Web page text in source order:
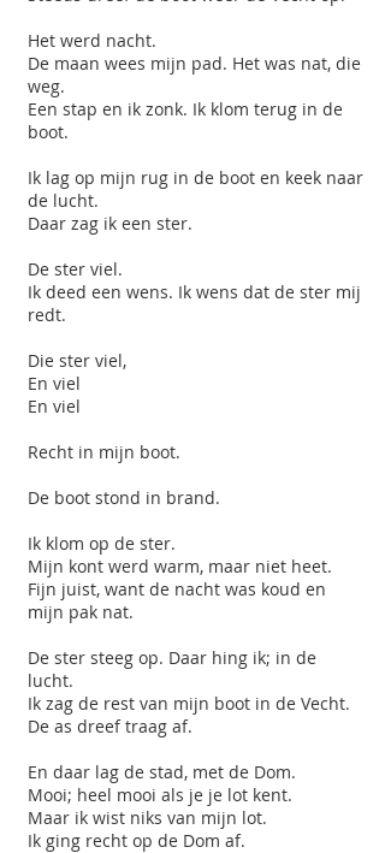
Het werd nacht.
De maan wees mijn pad. Het was nat, die
weg.
Een stap en ik zonk. Ik klom terug in de
boot.
Ik lag op mijn rug in de boot en keek naar
de lucht.
Daar zag ik een ster.
De ster viel.
Ik deed een wens. Ik wens dat de ster mij
redt.
Die ster viel,
En viel
En viel
Recht in mijn boot.
De boot stond in brand.
Ik klom op de ster.
Mijn kont werd warm, maar niet heet.
Fijn juist, want de nacht was koud en
mijn pak nat.
De ster steeg op. Daar hing ik; in de
lucht.
Ik zag de rest van mijn boot in de Vecht.
De as dreef traag af.
En daar lag de stad, met de Dom.
Mooi; heel mooi als je je lot kent.
Maar ik wist niks van mijn lot.
Ik ging recht op de Dom af.